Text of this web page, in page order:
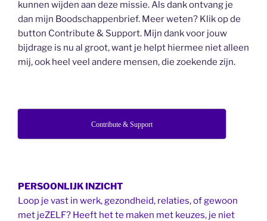
kunnen wijden aan deze missie. Als dank ontvang je
dan mijn Boodschappenbrief. Meer weten? Klik op de
button Contribute & Support. Mijn dank voor jouw
bijdrage is nu al groot, want je helpt hiermee niet alleen
mij, ook heel veel andere mensen, die zoekende zijn.
Contribute & Support
PERSOONLIJK INZICHT
Loop je vast in werk, gezondheid, relaties, of gewoon
met jeZELF? Heeft het te maken met keuzes, je niet